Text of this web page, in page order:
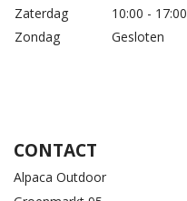
Zaterdag
10:00 - 17:00
Zondag
Gesloten
CONTACT
Alpaca Outdoor